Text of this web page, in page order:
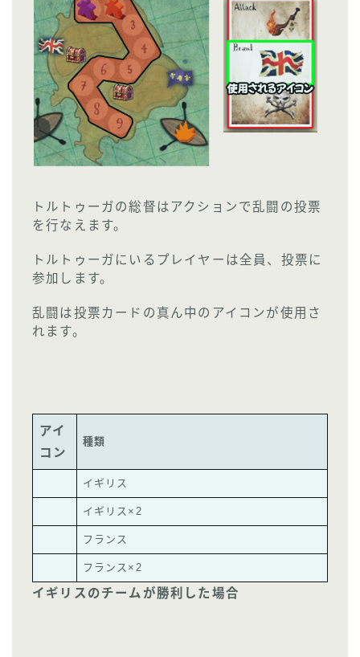
トルトゥーガの総督はアクションで乱闘の投票
を行なえます。
トルトゥーガにいるプレイヤーは全員、投票に
参加します。
乱闘は投票カードの真ん中のアイコンが使用さ
れます。
アイ
コン
種類
イギリス
イギリス×2
フランス
フランス×2
イギリスのチームが勝利した場合